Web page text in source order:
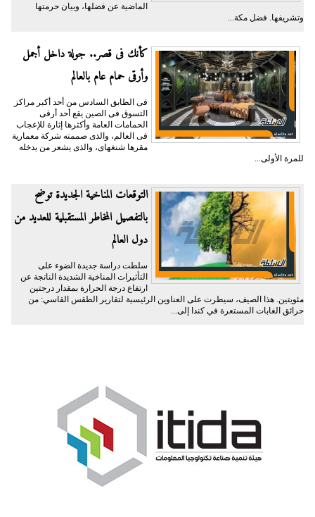
الماضية عن فضلها، وبيان حرمتها
وتشريفها. فضل مكة...
كأنك فى قصر.. جولة داخل أجمل
وأرقى حمام عام بالعالم
فى الطابق السادس من أحد أكبر مراكز
التسوق فى الصين يقع أحد أرقى
الحمامات العامة وأكثرها إثارة للإعجاب
فى العالم، والذى صممته شركة معمارية
مقرها شنغهاى، والذى يشعر من يدخله
للمرة الأولى...
التوقعات المناخية الجديدة توضح
بالتفصيل المخاطر المستقبلية للعديد من
دول العالم
سلطت دراسة جديدة الضوء على
التأثيرات المناخية الشديدة الناتجة عن
ارتفاع درجة الحرارة بمقدار درجتين
مئويتين. هذا الصيف، سيطرت على العناوين الرئيسية لتقارير الطقس القاسي: من
حرائق الغابات المستعرة في كندا إلى...